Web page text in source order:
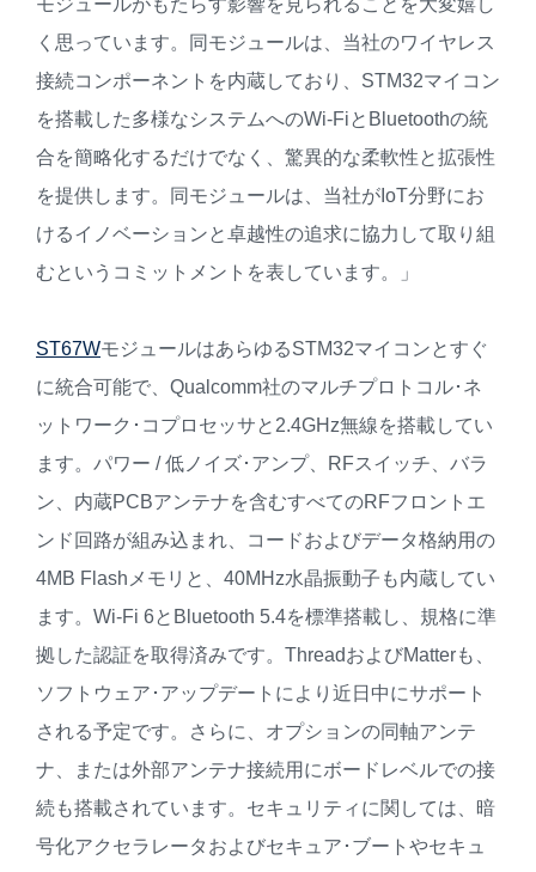
モジュールがもたらす影響を見られることを大変嬉し
く思っています。同モジュールは、当社のワイヤレス
接続コンポーネントを内蔵しており、STM32マイコン
を搭載した多様なシステムへのWi-FiとBluetoothの統
合を簡略化するだけでなく、驚異的な柔軟性と拡張性
を提供します。同モジュールは、当社がIoT分野にお
けるイノベーションと卓越性の追求に協力して取り組
むというコミットメントを表しています。」
ST67WモジュールはあらゆるSTM32マイコンとすぐ
に統合可能で、Qualcomm社のマルチプロトコル･ネ
ットワーク･コプロセッサと2.4GHz無線を搭載してい
ます。パワー / 低ノイズ･アンプ、RFスイッチ、バラ
ン、内蔵PCBアンテナを含むすべてのRFフロントエ
ンド回路が組み込まれ、コードおよびデータ格納用の
4MB Flashメモリと、40MHz水晶振動子も内蔵してい
ます。Wi-Fi 6とBluetooth 5.4を標準搭載し、規格に準
拠した認証を取得済みです。ThreadおよびMatterも、
ソフトウェア･アップデートにより近日中にサポート
される予定です。さらに、オプションの同軸アンテ
ナ、または外部アンテナ接続用にボードレベルでの接
続も搭載されています。セキュリティに関しては、暗
号化アクセラレータおよびセキュア･ブートやセキュ